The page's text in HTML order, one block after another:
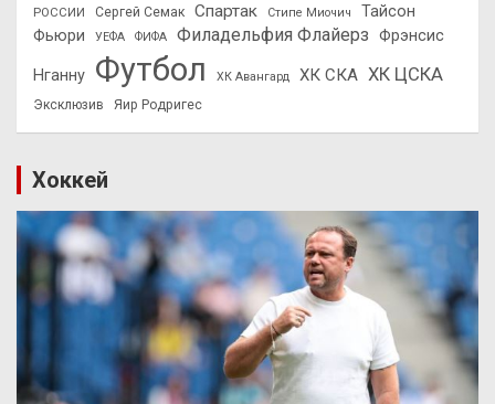
РОССИИ
Сергей Семак Спартак Стипе Миочич
Тайсон
Фьюри
УЕФА ФИФА Филадельфия Флайерз Фрэнсис
Нганну Футбол ХК Авангард ХК СКА ХК ЦСКА
Эксклюзив Яир Родригес
Хоккей